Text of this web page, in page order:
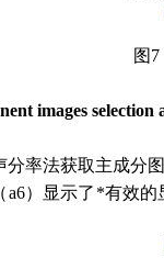
图
images selection
率法获取主成
）显示了*有效